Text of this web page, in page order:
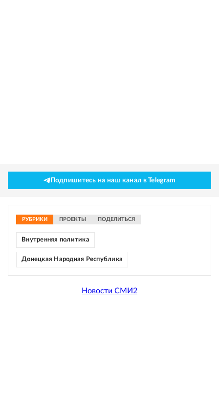
Подпишитесь на наш канал в Telegram
РУБРИКИ ПРОЕКТЫ ПОДЕЛИТЬСЯ
Внутренняя политика
Донецкая Народная Республика
Новости СМИ2